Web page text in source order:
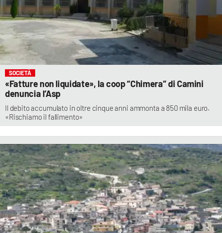
SOCIETÀ
«Fatture non liquidate», la coop “Chimera” di Camini
denuncia l’Asp
Il debito accumulato in oltre cinque anni ammonta a 850 mila euro.
«Rischiamo il fallimento»